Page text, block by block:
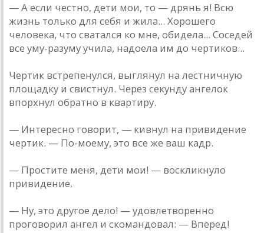
— А если честно, дети мои, то — дрянь я! Всю
жизнь только для себя и жила... Хорошего
человека, что сватался ко мне, обидела... Соседей
все уму-разуму учила, надоела им до чертиков...
Чертик встрепенулся, выглянул на лестничную
площадку и свистнул. Через секунду ангелок
впорхнул обратно в квартиру.
— Интересно говорит, — кивнул на привидение
чертик. — По-моему, это все же ваш кадр.
— Простите меня, дети мои! — воскликнуло
привидение.
— Ну, это другое дело! — удовлетворенно
проговорил ангел и скомандовал: — Вперед!